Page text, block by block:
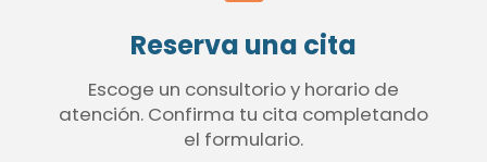
Reserva una cita
Escoge un consultorio y horario de
atención. Confirma tu cita completando
el formulario.